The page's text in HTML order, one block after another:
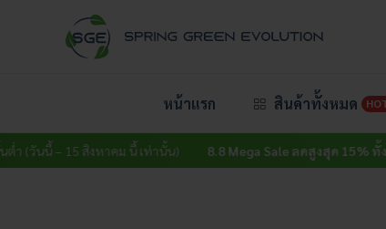
หน้าแรก สินค้าทั้งหมด
วันนี้ – 15 สิงหาคม นี้ เท่านั้น) 8.8 Mega Sale ลดสูงสุด 15% ทั้งเว็บ